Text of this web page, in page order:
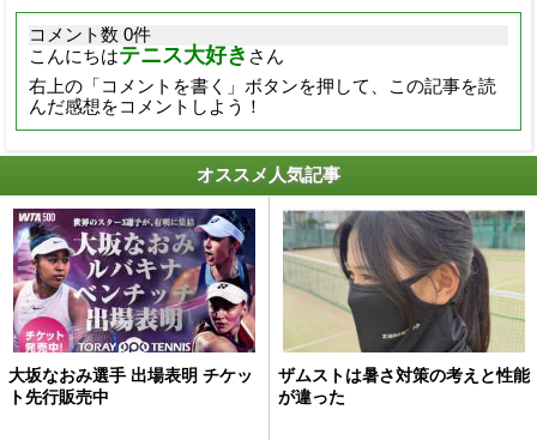
コメント数 0件
こんにちはテニス大好き さん
右上の「コメントを書く」ボタンを押して、この記事を読
んだ感想をコメントしよう！
オススメ人気記事
大坂なおみ選手 出場表明 チケッ
ト先行販売中
ザムストは暑さ対策の考えと性能
が違った